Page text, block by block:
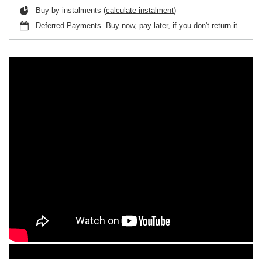
Buy by instalments (calculate instalment)
Deferred Payments. Buy now, pay later, if you don't return it